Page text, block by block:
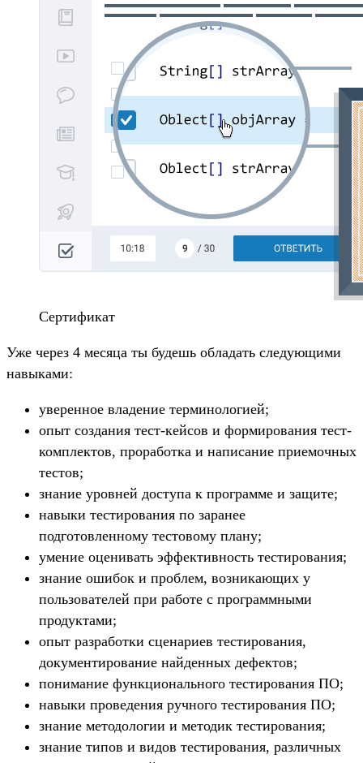
Сертификат
Уже через 4 месяца ты будешь обладать следующими
навыками:
уверенное владение терминологией;
опыт создания тест-кейсов и формирования тест-
комплектов, проработка и написание приемочных
тестов;
знание уровней доступа к программе и защите;
навыки тестирования по заранее
подготовленному тестовому плану;
умение оценивать эффективность тестирования;
знание ошибок и проблем, возникающих у
пользователей при работе с программными
продуктами;
опыт разработки сценариев тестирования,
документирование найденных дефектов;
понимание функционального тестирования ПО;
навыки проведения ручного тестирования ПО;
знание методологии и методик тестирования;
знание типов и видов тестирования, различных